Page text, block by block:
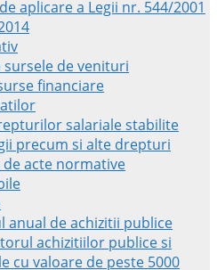
aplicare a Legii nr. 544/2001
de venituri
financiare
salariale stabilite
precum si alte drepturi
de acte normative
anual de achizitii publice
achizitiilor publice si
cu valoare de peste 5000